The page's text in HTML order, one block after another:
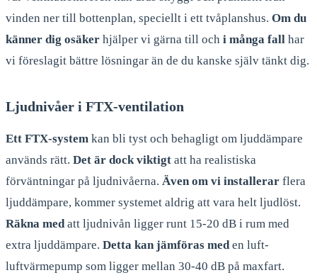
vinden ner till bottenplan, speciellt i ett tvåplanshus. Om du
känner dig osäker hjälper vi gärna till och i många fall har
vi föreslagit bättre lösningar än de du kanske själv tänkt dig.
Ljudnivåer i FTX-ventilation
Ett FTX-system kan bli tyst och behagligt om ljuddämpare
används rätt. Det är dock viktigt att ha realistiska
förväntningar på ljudnivåerna. Även om vi installerar flera
ljuddämpare, kommer systemet aldrig att vara helt ljudlöst.
Räkna medatt ljudnivån ligger runt 15-20 dB i rum med
extra ljuddämpare. Detta kan jämföras meden luft-
luftvärmepump som ligger mellan 30-40 dB på maxfart.